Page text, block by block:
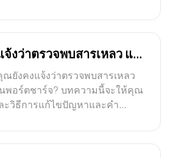
จ้งว่าตรวจพบสารเหลว แต่
ก้ปัญหา
ณยังคงแจ้งว่าตรวจพบสารเหลว
นพอร์ตชาร์จ? บทความนี้จะให้คุณ
ะวิธีการแก้ไขปัญหาและคำ